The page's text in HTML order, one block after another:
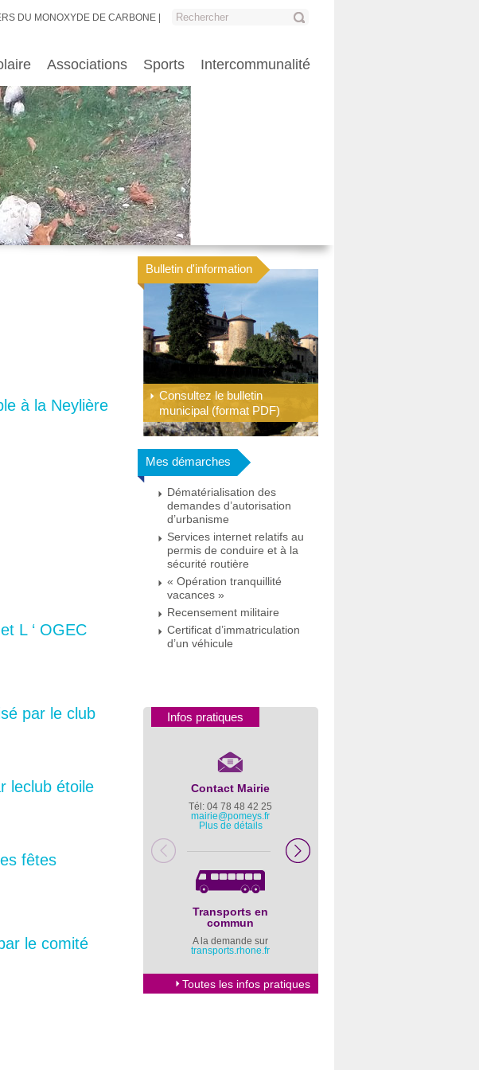
DU MONOXYDE DE CARBONE
Associations Sports Intercommunalité
à la Neylière
L ‘ OGEC
par le club
leclub étoile
fêtes
le comité
Bulletin d'information
Consultez le bulletin
municipal (format PDF)
Mes démarches
Dématérialisation des
demandes d’autorisation
d’urbanisme
Services internet relatifs au
permis de conduire et à la
sécurité routière
« Opération tranquillité
vacances »
Recensement militaire
Certificat d’immatriculation
d’un véhicule
Infos pratiques
Contact Mairie
Tél: 04 78 48 42 25
mairie@pomeys.fr
Plus de détails
Transports en
commun
A la demande sur
transports.rhone.fr
Toutes les infos pratiques